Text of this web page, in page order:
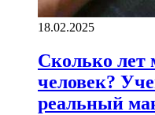
18.02.2025
Сколько лет
человек?
реальный